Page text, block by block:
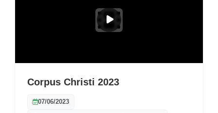
Corpus Christi 2023
07/06/2023